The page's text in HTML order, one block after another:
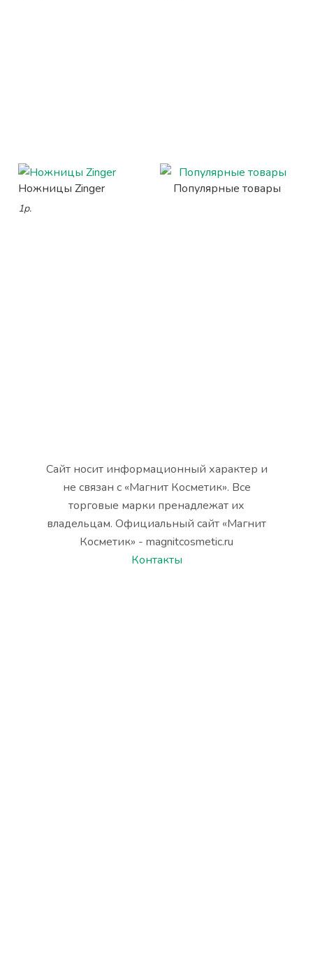
Ножницы Zinger
1р.
Популярные товары
Сайт носит информационный характер и
не связан с «Магнит Косметик». Все
торговые марки пренадлежат их
владельцам. Официальный сайт «Магнит
Косметик» - magnitcosmetic.ru
Контакты